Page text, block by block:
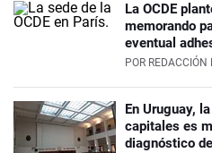
La OCDE
memorando
eventual
POR REDACCIÓN
En Uruguay,
capitales es
diagnóstico